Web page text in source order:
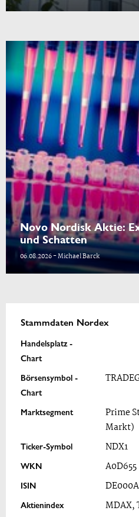
Novo Nordisk Aktie:
und Schatten
06.08.2026 - Michael Barck
Stammdaten Nordex
Handelsplatz -
Chart
Börsensymbol -
Chart
Marktsegment
Prime
Markt)
Ticker-Symbol NDX1
WKN A0D655
ISIN
Aktienindex MDAX,